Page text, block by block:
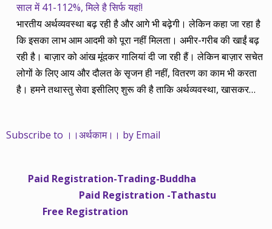
साल में 41-112%, मिले है सिर्फ यहां!
भारतीय अर्थव्यवस्था बढ़ रही है और आगे भी बढ़ेगी। लेकिन कहा जा रहा है
कि इसका लाभ आम आदमी को पूरा नहीं मिलता। अमीर-गरीब की खाईं बढ़
रही है। बाज़ार को आंख मूंदकर गालियां दी जा रही हैं। लेकिन बाज़ार सचेत
लोगों के लिए आय और दौलत के सृजन ही नहीं, वितरण का काम भी करता
है। हमने तथास्तु सेवा इसीलिए शुरू की है ताकि अर्थव्यवस्था, खासकर
महंगाई की दर 10 प्रतिशत से ऊपर रहती है। वे भागकर जाते हैं सोने और
नहीं आती। खुद उनके कितने काम आएगी, यह भी पक्का नहीं। जो पिछले
साढ़े चार सालों से अर्थकाम से जुड़े हैं, वे हमारी ईमानदारी और सत्यनिष्ठा से
भलीभांति वाकिफ हैं। शुरू में हम भी कच्चे थे तो बाज़ार के उस्तादों के जाल
में फंस गए। गलतियां कीं। लेकिन जैसे ही समझ में आया, खटाक से उनसे
Subscribe to ।।अर्थकाम।। by Email
Paid Registration-Trading-Buddha
Paid Registration -Tathastu
Free Registration